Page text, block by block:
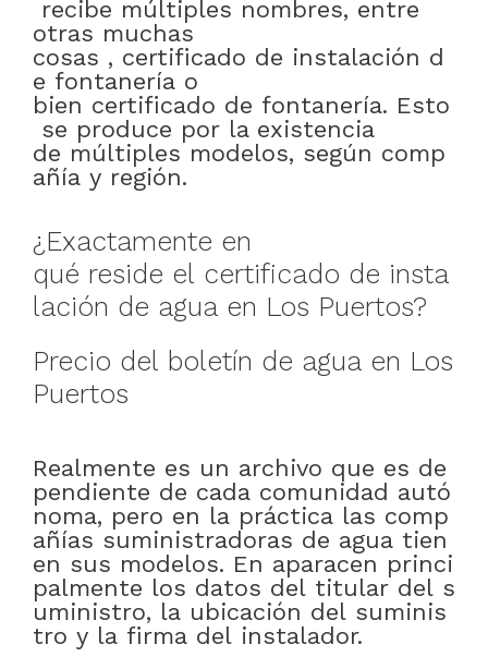
recibe múltiples nombres, entre
otras muchas
cosas , certificado de instalación d
e fontanería o
bien certificado de fontanería. Esto
se produce por la existencia
de múltiples modelos, según comp
añía y región.
¿Exactamente en
qué reside el certificado de insta
lación de agua en Los Puertos?
Precio del boletín de agua en Los
Puertos
Realmente es un archivo que es de
pendiente de cada comunidad autó
noma, pero en la práctica las comp
añías suministradoras de agua tien
en sus modelos. En aparacen princi
palmente los datos del titular del s
uministro, la ubicación del suminis
tro y la firma del instalador.